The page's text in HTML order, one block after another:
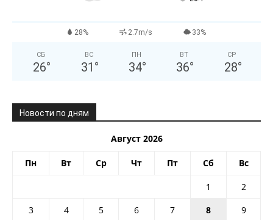
28% 2.7m/s 33%
СБ
26°
ВС
31 °
ПН
34°
ВТ
36°
СР
28°
Новости по дням
Август 2026
Пн Вт Ср Чт Пт Сб Вс
1
2
3
4 5 6 7 8
9